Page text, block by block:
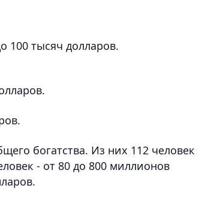
100 тысяч долларов.
богатства. Из них 112 человек
- от 80 до 800 миллионов